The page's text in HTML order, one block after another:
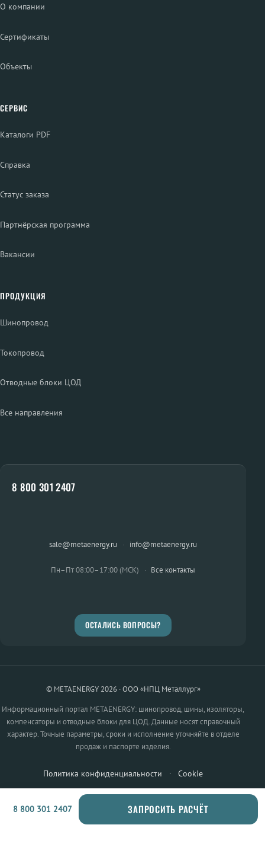
О компании
Сертификаты
Объекты
СЕРВИС
Каталоги PDF
Справка
Статус заказа
Партнёрская программа
Вакансии
ПРОДУКЦИЯ
Шинопровод
Токопровод
Отводные блоки ЦОД
Все направления
8 800 301 2407
sale@metaenergy.ru · info@metaenergy.ru
Пн–Пт 08:00–17:00 (МСК) · Все контакты
ОСТАЛИСЬ ВОПРОСЫ?
© METAENERGY 2026 · ООО «НПЦ Металлург»
Информационный портал METAENERGY: шинопровод, шины, изоляторы,
компенсаторы и отводные блоки для ЦОД. Данные носят справочный
характер. Точные параметры, сроки и исполнение уточняйте в отделе
продаж и паспорте изделия.
Политика конфиденциальности · Cookie
8 800 301 2407 ЗАПРОСИТЬ РАСЧЁТ